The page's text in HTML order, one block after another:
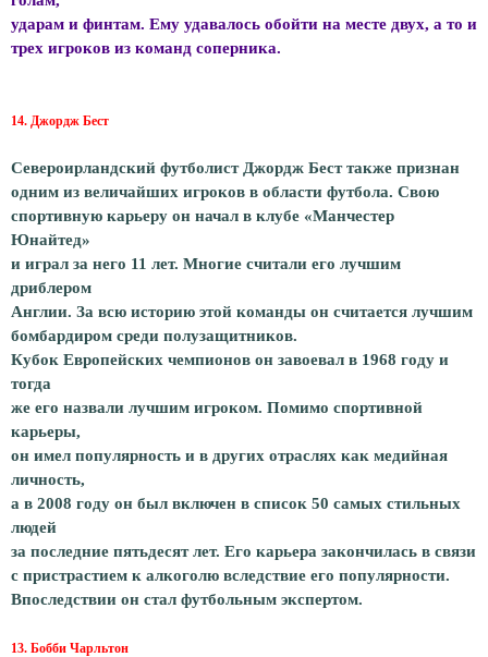
ударам и финтам. Ему удавалось обойти на месте двух, а то и
трех игроков из команд соперника.
14. Джордж Бест
Североирландский футболист Джордж Бест также признан
одним из величайших игроков в области футбола. Свою
спортивную карьеру он начал в клубе «Манчестер
Юнайтед»
и играл за него 11 лет. Многие считали его лучшим
дриблером
Англии. За всю историю этой команды он считается лучшим
бомбардиром среди полузащитников.
Кубок Европейских чемпионов он завоевал в 1968 году и
тогда
же его назвали лучшим игроком. Помимо спортивной
карьеры,
он имел популярность и в других отраслях как медийная
личность,
а в 2008 году он был включен в список 50 самых стильных
людей
за последние пятьдесят лет. Его карьера закончилась в связи
с пристрастием к алкоголю вследствие его популярности.
Впоследствии он стал футбольным экспертом.
13. Бобби Чарльтон